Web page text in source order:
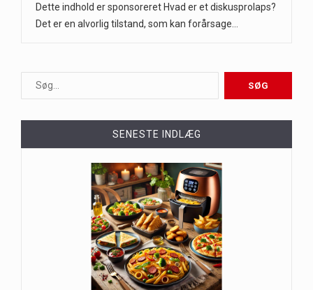
Dette indhold er sponsoreret Hvad er et diskusprolaps?
Det er en alvorlig tilstand, som kan forårsage…
SENESTE INDLÆG